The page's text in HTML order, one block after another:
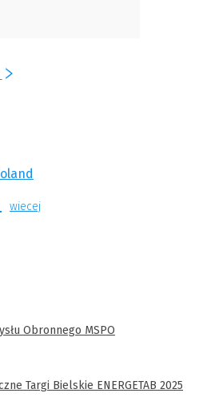
wiecej
Obronnego MSPO
Targi Bielskie ENERGETAB 2025